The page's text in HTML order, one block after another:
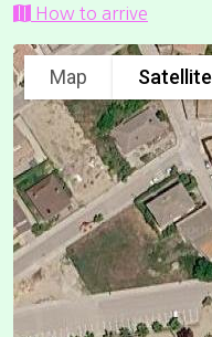
How to arrive
Map Satellite